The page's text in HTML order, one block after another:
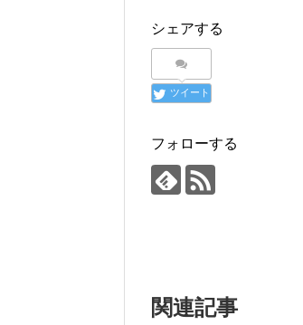
シェアする
ツイート
フォローする
関連記事